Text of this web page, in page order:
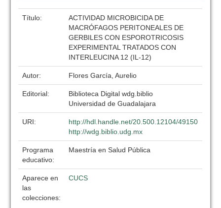
Título:
ACTIVIDAD MICROBICIDA DE
MACRÓFAGOS PERITONEALES DE
GERBILES CON ESPOROTRICOSIS
EXPERIMENTAL TRATADOS CON
INTERLEUCINA 12 (IL-12)
Autor: Flores García, Aurelio
Editorial:
Biblioteca Digital wdg.biblio
Universidad de Guadalajara
URI:
http://hdl.handle.net/20.500.12104/49150
http://wdg.biblio.udg.mx
Programa
educativo:
Maestría en Salud Pública
Aparece en
las
colecciones:
CUCS